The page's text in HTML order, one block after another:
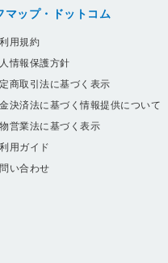
マップ・ドットコム
用規約
情報保護方針
商取引法に基づく表示
決済法に基づく情報提供について
営業法に基づく表示
用ガイド
い合わせ